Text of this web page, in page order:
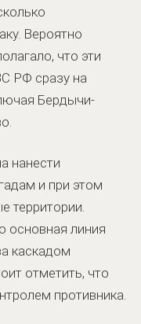
Вероятно
что эти
РФ сразу на
Бердычи-
нанести
и при этом
территории.
основная линия
каскадом
отметить, что
противника.